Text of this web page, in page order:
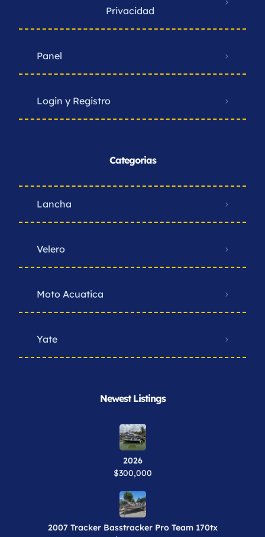
Privacidad ​
Panel
Login y Registro
Categorias
Lancha
Velero
Moto Acuatica
Yate
Newest Listings​
2026
$300,000
2007 Tracker Basstracker Pro Team 170tx